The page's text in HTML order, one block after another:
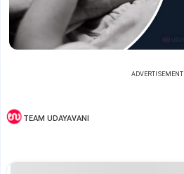
ADVERTISEMENT
TEAM UDAYAVANI